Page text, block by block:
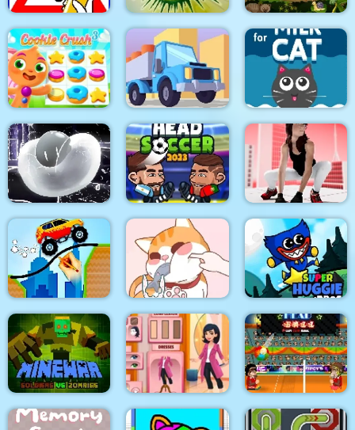
Road Painting 3D Mi Adventures Hidden Animals
Cookie Crush 3 Truck Deliver 3D Milk For Cat
Mini Bubbles Head Soccer 2023 Parkour GO
Draw and Save The
Car
Happy Cat Puzzle Super Huggie Bros